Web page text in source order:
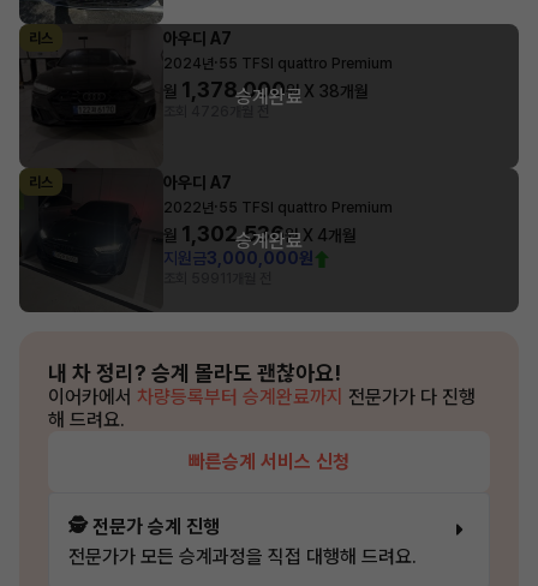
리스 아우디 A7
2024년· 55 TFSI quattro Premium
월 1,378,000원 X 38개월
승계완료
리스 아우디 A7
2022년· 55 TFSI quattro Premium
월 1,302,536원 X 4개월
지원금3,000,000원
승계완료
내 차 정리? 승계 몰라도 괜찮아요!
이어카에서 차량등록부터 승계완료까지 전문가가 다 진행
해 드려요.
빠른승계 서비스 신청
🕵️ 전문가 승계 진행
전문가가 모든 승계과정을 직접 대행해 드려요.